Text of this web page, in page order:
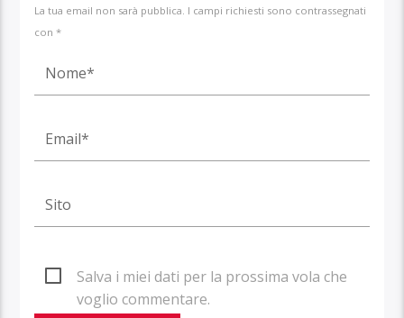
La tua email non sarà pubblica. I campi richiesti sono contrassegnati
con *
Salva i miei dati per la prossima vola che
voglio commentare.